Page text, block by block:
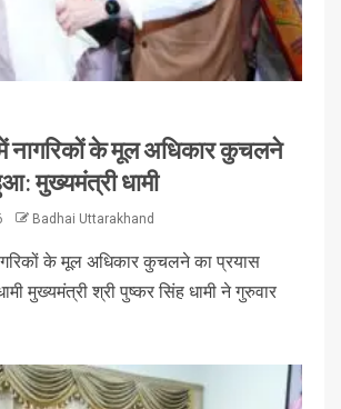
नागरिकों के मूल अधिकार कुचलने
मुख्यमंत्री धामी
Badhai Uttarakhand
के मूल अधिकार कुचलने का प्रयास
मुख्यमंत्री श्री पुष्कर सिंह धामी ने गुरुवार